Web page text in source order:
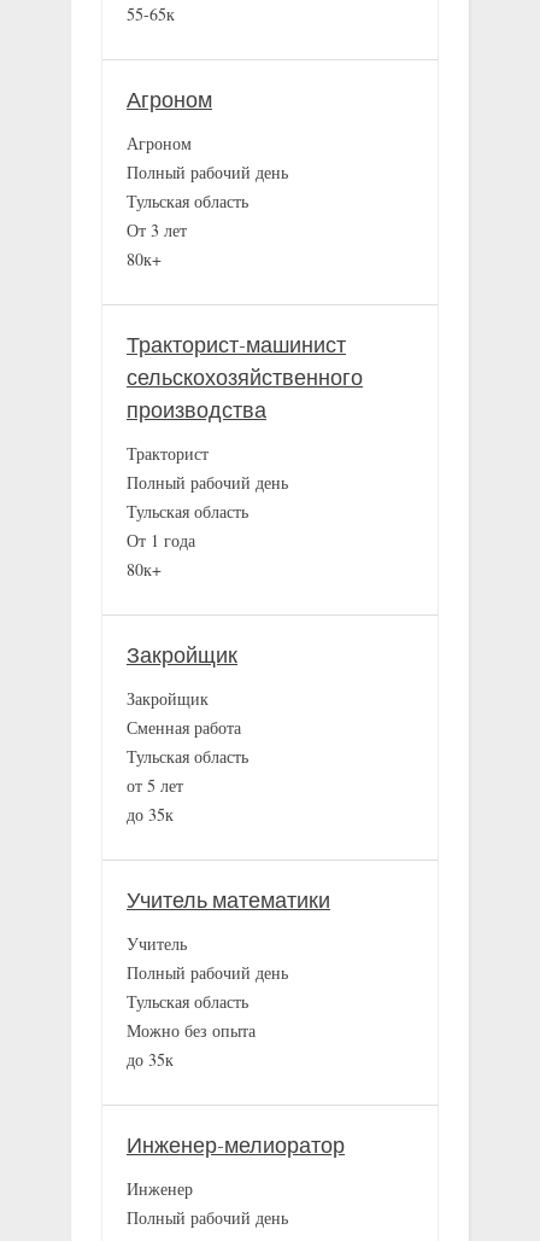
55-65к
Агроном
Агроном
Полный рабочий день
Тульская область
От 3 лет
80к+
Тракторист-машинист
сельскохозяйственного
производства
Тракторист
Полный рабочий день
Тульская область
От 1 года
80к+
Закройщик
Закройщик
Сменная работа
Тульская область
от 5 лет
до 35к
Учитель математики
Учитель
Полный рабочий день
Тульская область
Можно без опыта
до 35к
Инженер-мелиоратор
Инженер
Полный рабочий день